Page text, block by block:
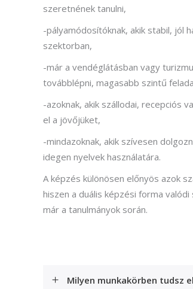
szeretnének tanulni,
-pályamódosítóknak, akik stabil, jól
szektorban,
-már a vendéglátásban vagy
továbblépni, magasabb szintű
-azoknak, akik szállodai, recepciós
el a jövőjüket,
-mindazoknak, akik szívesen
idegen nyelvek használatára.
A képzés különösen előnyös azok
hiszen a duális képzési forma
már a tanulmányok során.
Milyen munkakörben tudsz